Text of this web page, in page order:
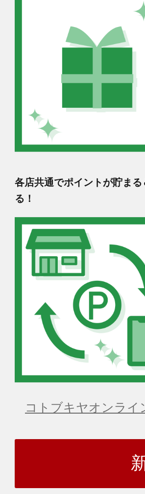
各店共通でポイントが貯まる
る！
コトブキヤオンラ